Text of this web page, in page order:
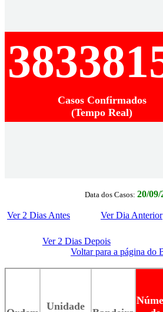
Casos Confirmados
(Tempo Real)
Data dos Casos: 20/09/
Ver 2 Dias Antes Ver Dia Anterior
Ver 2 Dias Depois
Voltar para a página do
Unidade